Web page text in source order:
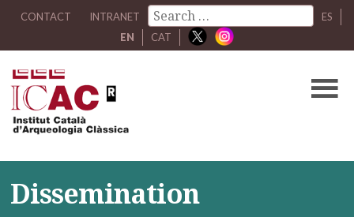
CONTACT INTRANET
ES
EN
CAT
Dissemination